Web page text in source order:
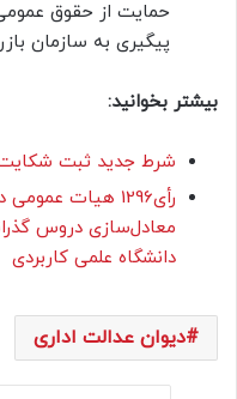
حمایت از حقوق
پیگیری به سازمان
بیشتر بخوانید:
شرط جدید ثبت شکایت
رأی1296 هیات
معادل‌سازی دروس
دانشگاه علمی کاربردی
دیوان عدالت اداری